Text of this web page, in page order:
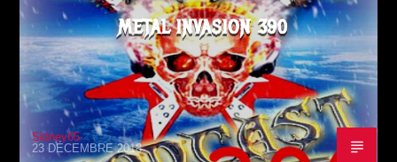
METAL INVASION 390
Sidney65
23 DÉCEMBRE 2018